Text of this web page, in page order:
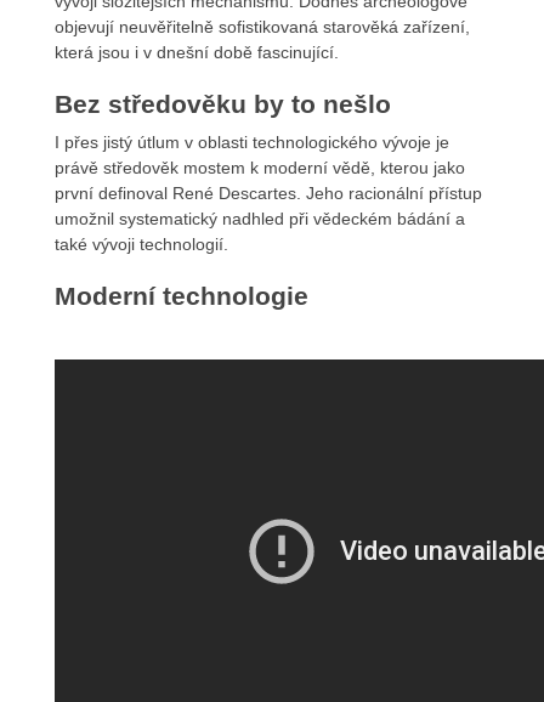
objevují neuvěřitelně sofistikovaná starověká zařízení,
která jsou i v dnešní době fascinující.
Bez středověku by to nešlo
I přes jistý útlum v oblasti technologického vývoje je
právě středověk mostem k moderní vědě, kterou jako
první definoval René Descartes. Jeho racionální přístup
umožnil systematický nadhled při vědeckém bádání a
také vývoji technologií.
Moderní technologie